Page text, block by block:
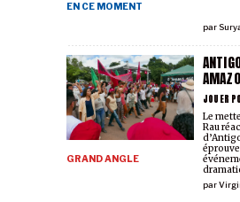
EN CE MOMENT
par
JOUER
GRAND ANGLE
par
Le
Rau